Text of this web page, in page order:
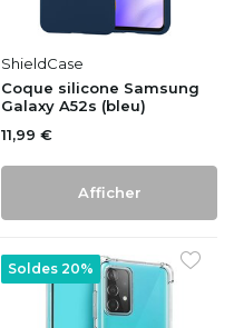
ShieldCase
Coque silicone Samsung
Galaxy A52s (bleu)
11,99 €
Afficher
Soldes 20%